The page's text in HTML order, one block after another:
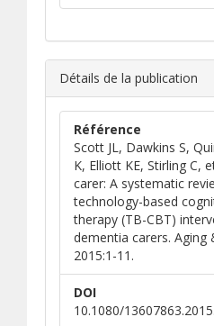
Détails de la publication
Référence
Scott JL, Dawkins S,
K, Elliott KE, Stirling C,
carer: A systematic
technology-based
therapy (TB-CBT)
dementia carers. Aging
2015:1-11.
DOI
10.1080/